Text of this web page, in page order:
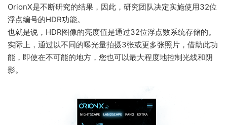
OrionX是不断研究的结果，因此，研究团队决定实施使用32位
浮点编号的HDR功能。
也就是说，HDR图像的亮度值是通过32位浮点数系统存储的。
实际上，通过以不同的曝光量拍摄3张或更多张照片，借助此功
能，即使在不可能的地方，您也可以最大程度地控制光线和阴
影。